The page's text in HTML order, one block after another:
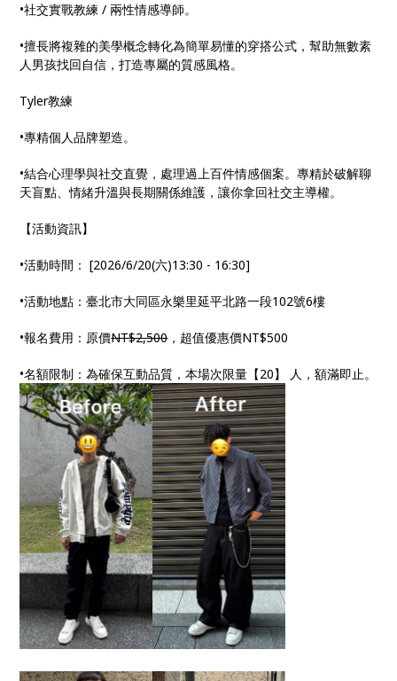
•社交實戰教練 / 兩性情感導師。
•擅長將複雜的美學概念轉化為簡單易懂的穿搭公式，幫助無數素
人男孩找回自信，打造專屬的質感風格。
Tyler教練
•專精個人品牌塑造。
•結合心理學與社交直覺，處理過上百件情感個案。專精於破解聊
天盲點、情緒升溫與長期關係維護，讓你拿回社交主導權。
【活動資訊】
•活動時間： [2026/6/20(六)13:30 - 16:30]
•活動地點：臺北市大同區永樂里延平北路一段102號6樓
•報名費用：原價NT$2,500，超值優惠價NT$500
•名額限制：為確保互動品質，本場次限量【20】 人，額滿即止。